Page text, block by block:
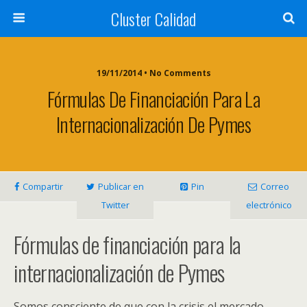
Cluster Calidad
19/11/2014 • No Comments
Fórmulas De Financiación Para La
Internacionalización De Pymes
Compartir
Publicar en
Twitter
Pin
Correo
electrónico
Fórmulas de financiación para la
internacionalización de Pymes